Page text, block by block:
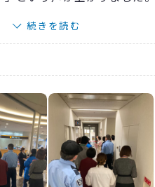
経路ラウンド」を実施。2
も受け、より実践的な点
初めて把握できた」とい
続きを読む